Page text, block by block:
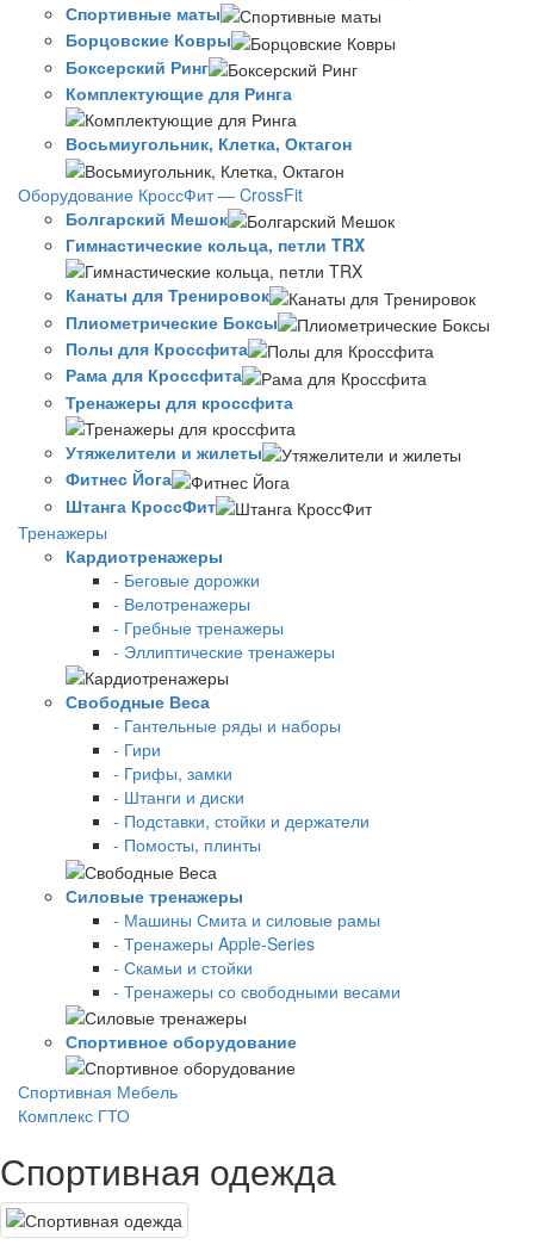
Спортивные маты
Борцовские Ковры
Боксерский Ринг
Комплектующие для Ринга
Восьмиугольник, Клетка, Октагон
Оборудование КроссФит — CrossFit
Болгарский Мешок
Гимнастические кольца, петли TRX
Канаты для Тренировок
Плиометрические Боксы
Полы для Кроссфита
Рама для Кроссфита
Тренажеры для кроссфита
Утяжелители и жилеты
Фитнес Йога
Штанга КроссФит
Тренажеры
Кардиотренажеры
- Беговые дорожки
- Велотренажеры
- Гребные тренажеры
- Эллиптические тренажеры
Свободные Веса
- Гантельные ряды и наборы
- Гири
- Грифы, замки
- Штанги и диски
- Подставки, стойки и держатели
- Помосты, плинты
Силовые тренажеры
- Машины Смита и силовые рамы
- Тренажеры Apple-Series
- Скамьи и стойки
- Тренажеры со свободными весами
Спортивное оборудование
Спортивная Мебель
Комплекс ГТО
Спортивная одежда